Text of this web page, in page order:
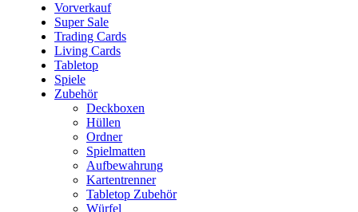
Vorverkauf
Super Sale
Trading Cards
Living Cards
Tabletop
Spiele
Zubehör
Deckboxen
Hüllen
Ordner
Spielmatten
Aufbewahrung
Kartentrenner
Tabletop Zubehör
Würfel